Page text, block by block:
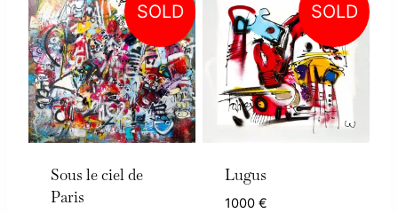
SOLD
Sous le ciel de
Paris
SOLD
Lugus
1000 €